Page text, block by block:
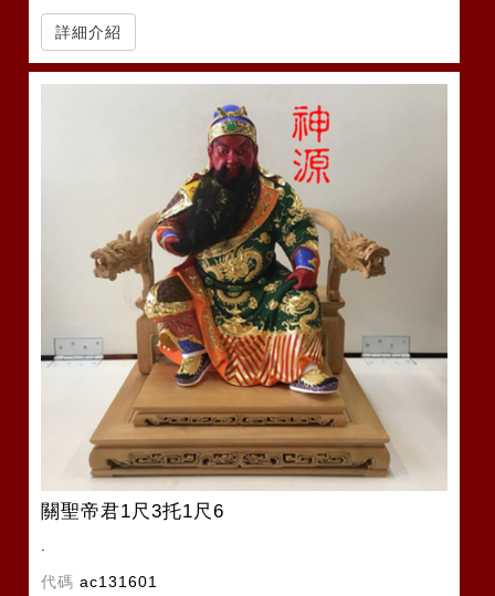
詳細介紹
關聖帝君1尺3托1尺6
代碼 ac131601